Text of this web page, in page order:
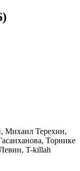
Михаил Терехин,
Торнике
T-killah